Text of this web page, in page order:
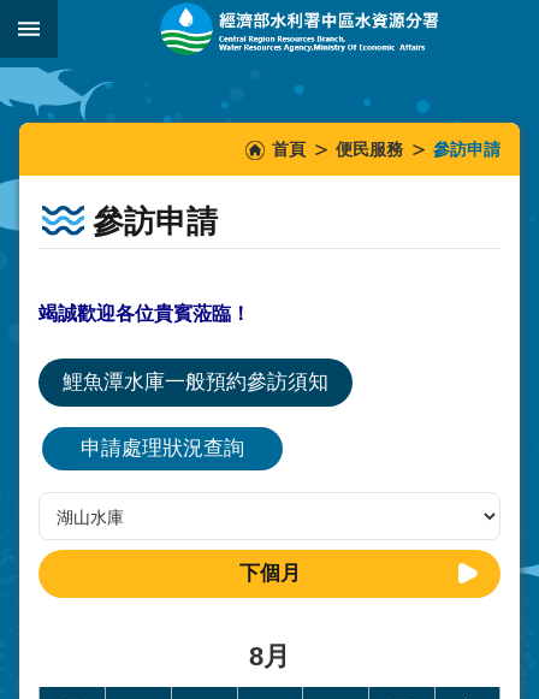
跳到主要內容區塊
:::
::::::
首頁 便民服務 參訪申請
參訪申請
竭誠歡迎各位貴賓蒞臨！
鯉魚潭水庫一般預約參訪須知
申請處理狀況查詢
下個月
8月